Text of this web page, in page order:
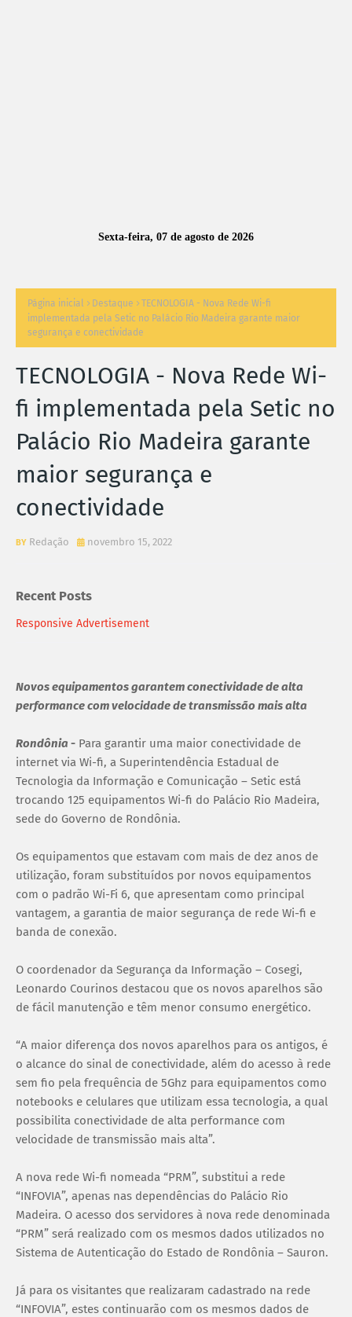
Sexta-feira, 07 de agosto de 2026
Página inicial Destaque
TECNOLOGIA - Nova Rede Wi-fi
implementada pela Setic no Palácio Rio Madeira garante maior
segurança e conectividade
TECNOLOGIA - Nova Rede Wi-
fi implementada pela Setic no
Palácio Rio Madeira garante
maior segurança e
conectividade
Redação novembro 15, 2022
Recent Posts
Responsive Advertisement
Novos equipamentos garantem conectividade de alta
performance com velocidade de transmissão mais alta
Rondônia - Para garantir uma maior conectividade de
internet via Wi-fi, a Superintendência Estadual de
Tecnologia da Informação e Comunicação – Setic está
trocando 125 equipamentos Wi-fi do Palácio Rio Madeira,
sede do Governo de Rondônia.
Os equipamentos que estavam com mais de dez anos de
utilização, foram substituídos por novos equipamentos
com o padrão Wi-Fi 6, que apresentam como principal
vantagem, a garantia de maior segurança de rede Wi-fi e
banda de conexão.
O coordenador da Segurança da Informação – Cosegi,
Leonardo Courinos destacou que os novos aparelhos são
de fácil manutenção e têm menor consumo energético.
“A maior diferença dos novos aparelhos para os antigos, é
o alcance do sinal de conectividade, além do acesso à rede
sem fio pela frequência de 5Ghz para equipamentos como
notebooks e celulares que utilizam essa tecnologia, a qual
possibilita conectividade de alta performance com
velocidade de transmissão mais alta”.
A nova rede Wi-fi nomeada “PRM”, substitui a rede
“INFOVIA”, apenas nas dependências do Palácio Rio
Madeira. O acesso dos servidores à nova rede denominada
“PRM” será realizado com os mesmos dados utilizados no
Sistema de Autenticação do Estado de Rondônia – Sauron.
Já para os visitantes que realizaram cadastrado na rede
“INFOVIA”, estes continuarão com os mesmos dados de